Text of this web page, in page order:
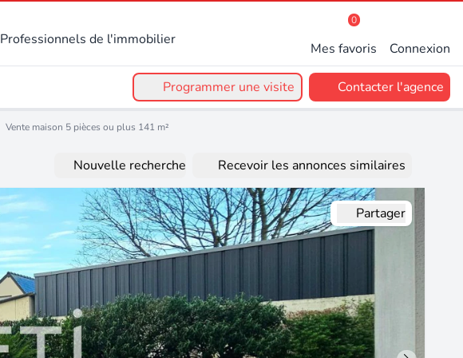
Professionnels de l'immobilier
0
Mes favoris Connexion
Programmer une visite Contacter l'agence
Vente maison 5 pièces ou plus 141 m²
Nouvelle recherche Recevoir les annonces similaires
Partager